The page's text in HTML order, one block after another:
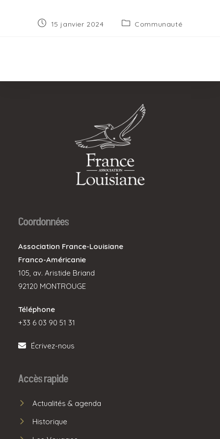
Publication
15 janvier 2024
PostCommunauté
Coordonnées
Association France-Louisiane
Franco-Américanie
105, av. Aristide Briand
92120 MONTROUGE
Téléphone
+33 6 03 90 51 31
Écrivez-nous
Accès rapide
Actualités & agenda
Historique